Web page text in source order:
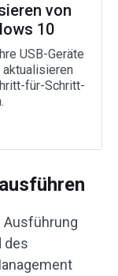
von
10
USB-Geräte
aktualisieren
für-Schritt-
Ausführung
des